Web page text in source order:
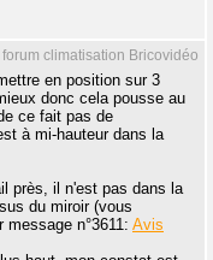
climatisation Bricovidéo
en position sur 3
donc cela pousse au
ce fait pas de
à mi-hauteur dans la
près, il n'est pas dans la
du miroir (vous
n°3611: Avis